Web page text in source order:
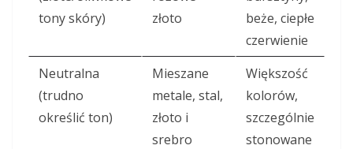
tony skóry)
złoto
beże, ciepłe
czerwienie
Neutralna
(trudno
określić ton)
Mieszane
metale, stal,
złoto i
srebro
Większość
kolorów,
szczególnie
stonowane